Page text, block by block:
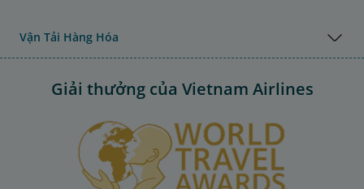
Vận Tải Hàng Hóa
Giải thưởng của Vietnam Airlines